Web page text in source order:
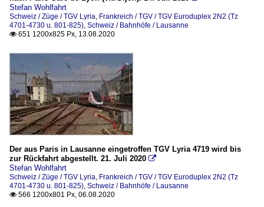
Stefan Wohlfahrt
Schweiz / Züge / TGV Lyria, Frankreich / TGV / TGV Euroduplex 2N2 (Tz
4701-4730 u. 801-825), Schweiz / Bahnhöfe / Lausanne
 651 1200x825 Px, 13.08.2020
Der aus Paris in Lausanne eingetroffen TGV Lyria 4719 wird bis
zur Rückfahrt abgestellt. 21. Juli 2020 
Stefan Wohlfahrt
Schweiz / Züge / TGV Lyria, Frankreich / TGV / TGV Euroduplex 2N2 (Tz
4701-4730 u. 801-825), Schweiz / Bahnhöfe / Lausanne
 566 1200x801 Px, 06.08.2020